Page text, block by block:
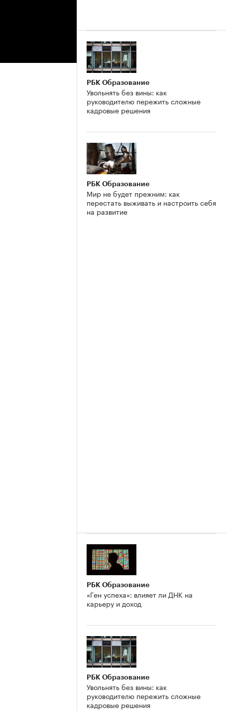
РБК Образование
Увольнять без вины: как
руководителю пережить сложные
кадровые решения
РБК Образование
Мир не будет прежним: как
перестать выживать и настроить себя
на развитие
РБК Образование
«Ген успеха»: влияет ли ДНК на
карьеру и доход
РБК Образование
Увольнять без вины: как
руководителю пережить сложные
кадровые решения